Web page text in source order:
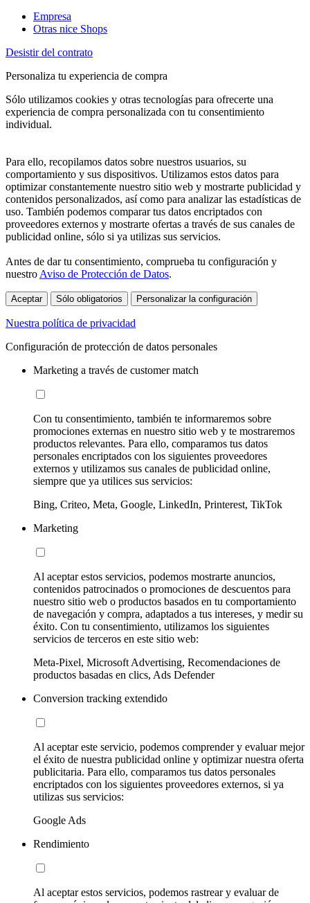
Empresa
Otras nice Shops
Desistir del contrato
Personaliza tu experiencia de compra
Sólo utilizamos cookies y otras tecnologías para ofrecerte una
experiencia de compra personalizada con tu consentimiento
individual.
Para ello, recopilamos datos sobre nuestros usuarios, su
comportamiento y sus dispositivos. Utilizamos estos datos para
optimizar constantemente nuestro sitio web y mostrarte publicidad y
contenidos personalizados, así como para analizar las estadísticas de
uso. También podemos comparar tus datos encriptados con
proveedores externos y mostrarte ofertas a través de sus canales de
publicidad online, sólo si ya utilizas sus servicios.
Antes de dar tu consentimiento, comprueba tu configuración y
nuestroAviso de Protección de Datos.
Aceptar Sólo obligatorios Personalizar la configuración
Nuestra política de privacidad
Configuración de protección de datos personales
Marketing a través de customer match
Con tu consentimiento, también te informaremos sobre
promociones externas en nuestro sitio web y te mostraremos
productos relevantes. Para ello, comparamos tus datos
personales encriptados con los siguientes proveedores
externos y utilizamos sus canales de publicidad online,
siempre que ya utilices sus servicios:
Bing, Criteo, Meta, Google, LinkedIn, Printerest, TikTok
Marketing
Al aceptar estos servicios, podemos mostrarte anuncios,
contenidos patrocinados o promociones de descuentos para
nuestro sitio web o productos basados en tu comportamiento
de navegación y compra, adaptados a tus intereses, y medir su
éxito. Con tu consentimiento, utilizamos los siguientes
servicios de terceros en este sitio web:
Meta-Pixel, Microsoft Advertising, Recomendaciones de
productos basadas en clics, Ads Defender
Conversion tracking extendido
Al aceptar este servicio, podemos comprender y evaluar mejor
el éxito de nuestra publicidad online y optimizar nuestra oferta
publicitaria. Para ello, comparamos tus datos personales
encriptados con los siguientes proveedores externos, si ya
utilizas sus servicios:
Google Ads
Rendimiento
Al aceptar estos servicios, podemos rastrear y evaluar de